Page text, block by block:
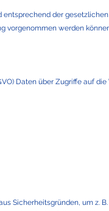
der
vorgenommen werden
Daten über Zugriffe auf
Sicherheitsgründen, um z.